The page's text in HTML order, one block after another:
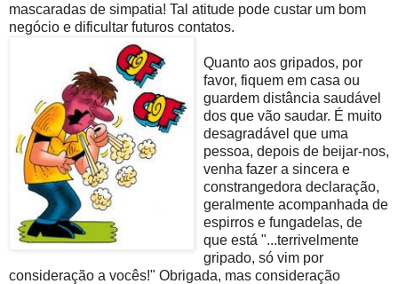
mascaradas de simpatia! Tal atitude pode custar um bom
negócio e dificultar futuros contatos.
Quanto aos gripados, por
favor, fiquem em casa ou
guardem distância saudável
dos que vão saudar. É muito
desagradável que uma
pessoa, depois de beijar-nos,
venha fazer a sincera e
constrangedora declaração,
geralmente acompanhada de
espirros e fungadelas, de
que está "...terrivelmente
gripado, só vim por
consideração a vocês!" Obrigada, mas consideração